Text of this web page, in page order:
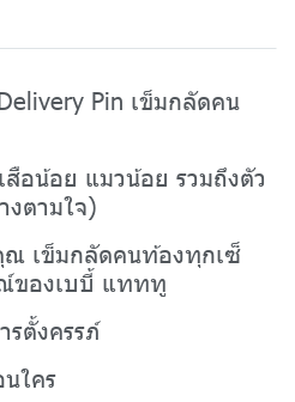
Pin เข็มกลัดคน
สือน้อย แมวน้อย รวมถึงตัว
งตามใจ)
ณ เข็มกลัดคนท้องทุกเซ็
ของเบบี้ แทททู
ตั้งครรภ์
ใคร